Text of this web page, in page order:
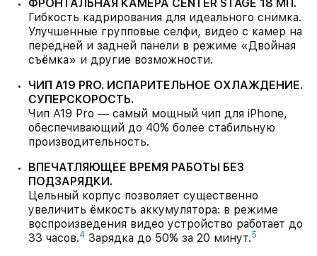
ФРОНТАЛЬНАЯ КАМЕРА CENTER STAGE 18 МП.
Гибкость кадрирования для идеального снимка.
Улучшенные групповые селфи, видео с камер на
передней и задней панели в режиме «Двойная
съёмка» и другие возможности.
ЧИП A19 PRO. ИСПАРИТЕЛЬНОЕ ОХЛАЖДЕНИЕ.
СУПЕРСКОРОСТЬ.
Чип A19 Pro — самый мощный чип для iPhone,
обеспечивающий до 40% более стабильную
производительность.
ВПЕЧАТЛЯЮЩЕЕ ВРЕМЯ РАБОТЫ БЕЗ
ПОДЗАРЯДКИ.
Цельный корпус позволяет существенно
увеличить ёмкость аккумулятора: в режиме
воспроизведения видео устройство работает до
33 часов.4 Зарядка до 50% за 20 минут.5